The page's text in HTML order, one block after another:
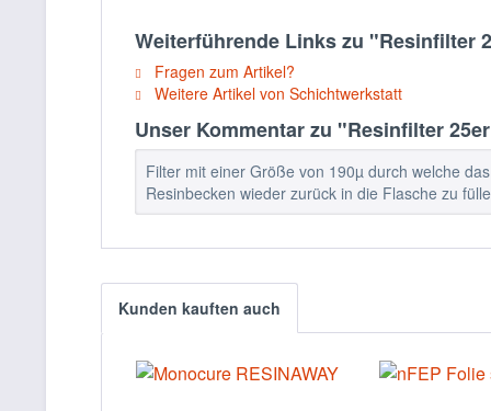
Weiterführende Links zu "Resinfilter
Fragen zum Artikel?
Weitere Artikel von Schichtwerkstatt
Unser Kommentar zu "Resinfilter
Filter mit einer Größe von 190µ durch welche
Resinbecken wieder zurück in die Flasche zu
Kunden kauften auch